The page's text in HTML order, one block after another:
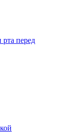
рта перед